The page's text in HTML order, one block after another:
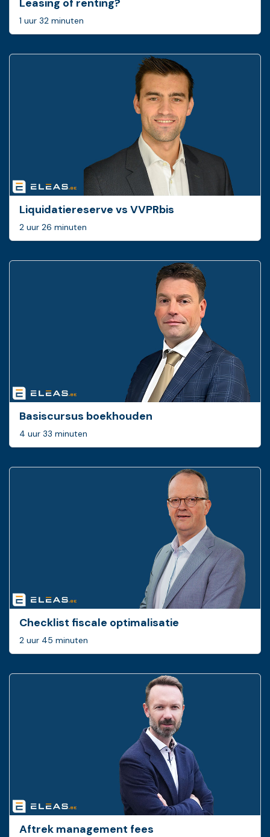
1 uur 32 minuten
Liquidatiereserve vs VVPRbis
2 uur 26 minuten
Basiscursus boekhouden
4 uur 33 minuten
Checklist fiscale optimalisatie
2 uur 45 minuten
Aftrek management fees